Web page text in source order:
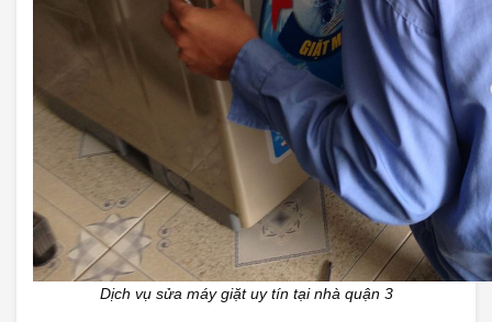
Dịch vụ sửa máy giặt uy tín tại nhà quận 3